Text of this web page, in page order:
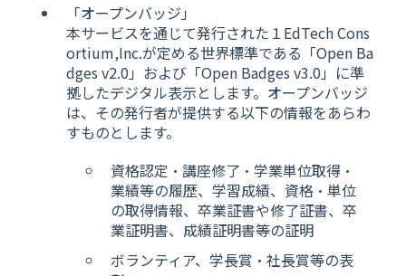
「オープンバッジ」
本サービスを通じて発行された１EdTech Cons
ortium,Inc.が定める世界標準である「Open Ba
dges v2.0」および「Open Badges v3.0」に準
拠したデジタル表示とします。オープンバッジ
は、その発行者が提供する以下の情報をあらわ
すものとします。
資格認定・講座修了・学業単位取得・
業績等の履歴、学習成績、資格・単位
の取得情報、卒業証書や修了証書、卒
業証明書、成績証明書等の証明
ボランティア、学長賞・社長賞等の表